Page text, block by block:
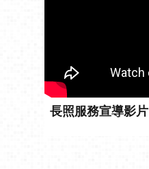
長照服務宣導影片